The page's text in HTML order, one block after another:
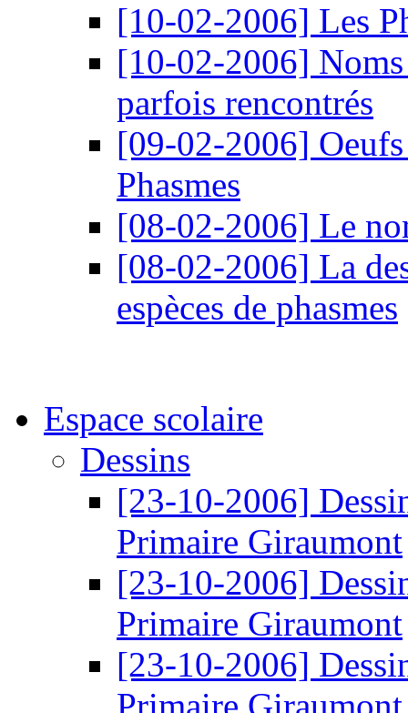
[10-02-2006] Les
[10-02-2006]
parfois rencontrés
[09-02-2006]
Phasmes
[08-02-2006] Le
[08-02-2006] La
espèces de phasmes
Espace scolaire
Dessins
[23-10-2006]
Primaire Giraumont
[23-10-2006]
Primaire Giraumont
[23-10-2006]